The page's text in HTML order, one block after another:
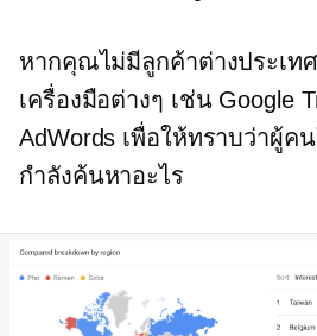
หากคุณไม่มีลูกค้าต่างประเท
เครื่องมือต่างๆ เช่น Google
AdWords เพื่อให้ทราบว่าผู้ค
กำลังค้นหาอะไร